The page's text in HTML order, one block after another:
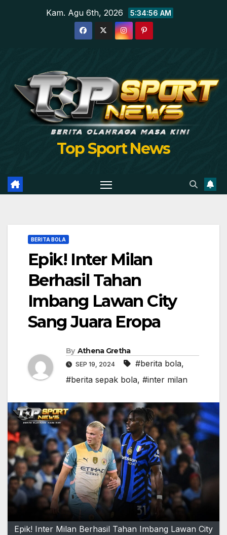
Kam. Agu 6th, 2026 5:34:57 AM
Top Sport News
BERITA BOLA
Epik! Inter Milan
Berhasil Tahan
Imbang Lawan City
Sang Juara Eropa
By Athena Gretha
SEP 19, 2024 #berita bola,
#berita sepak bola, #inter milan
Epik! Inter Milan Berhasil Tahan Imbang Lawan City